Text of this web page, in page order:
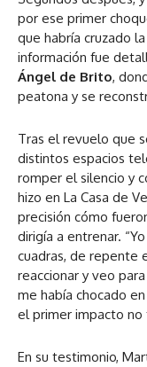
por ese primer
que habría cruzado
información fue
Ángel de Brito,
peatona y se
Tras el revuelo que
distintos espacios
romper el silencio y
hizo en La Casa de
precisión cómo
dirigía a entrenar.
cuadras, de repente
reaccionar y veo
me había chocado
el primer impacto
En su testimonio,